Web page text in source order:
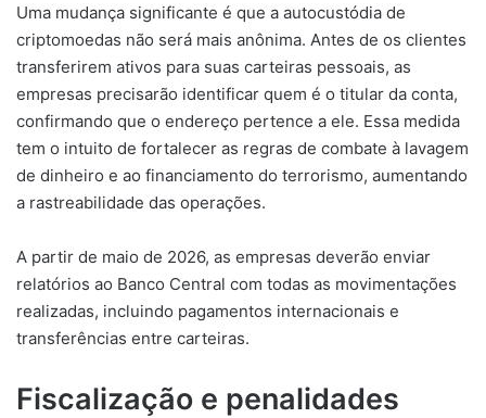
Uma mudança significante é que a autocustódia de
criptomoedas não será mais anônima. Antes de os clientes
transferirem ativos para suas carteiras pessoais, as
empresas precisarão identificar quem é o titular da conta,
confirmando que o endereço pertence a ele. Essa medida
tem o intuito de fortalecer as regras de combate à lavagem
de dinheiro e ao financiamento do terrorismo, aumentando
a rastreabilidade das operações.
A partir de maio de 2026, as empresas deverão enviar
relatórios ao Banco Central com todas as movimentações
realizadas, incluindo pagamentos internacionais e
transferências entre carteiras.
Fiscalização e penalidades